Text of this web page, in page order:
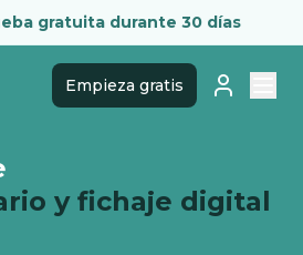
gratuita durante 30 días
Empieza gratis
y fichaje digital